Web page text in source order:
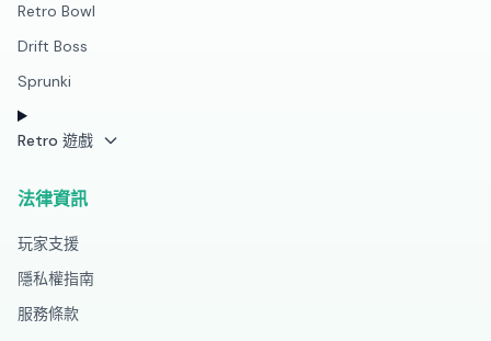
Retro Bowl
Drift Boss
Sprunki
Retro 遊戲
法律資訊
玩家支援
隱私權指南
服務條款